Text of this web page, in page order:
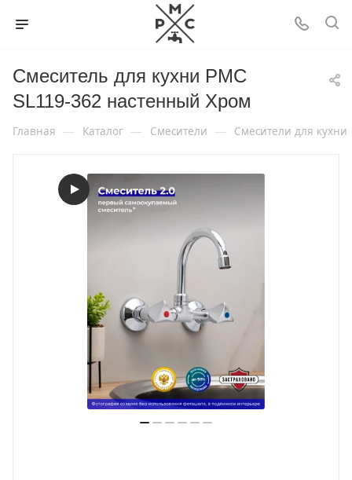
Смеситель для кухни РМС
SL119-362 настенный Хром
Главная — Каталог — Смесители — Смесители для кухни